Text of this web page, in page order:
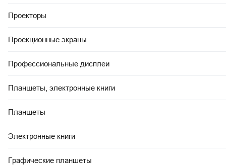
Проекторы
Проекционные экраны
Профессиональные дисплеи
Планшеты, электронные книги
Планшеты
Электронные книги
Графические планшеты